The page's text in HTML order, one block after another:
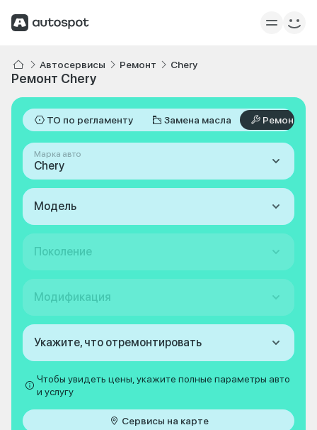
Автосервисы Ремонт Chery
Ремонт Chery
ТО по регламенту Замена масла Ремонт
Марка авто
Chery
Модель
Поколение
Модификация
Укажите, что отремонтировать
Чтобы увидеть цены, укажите полные параметры авто
и услугу
Сервисы на карте